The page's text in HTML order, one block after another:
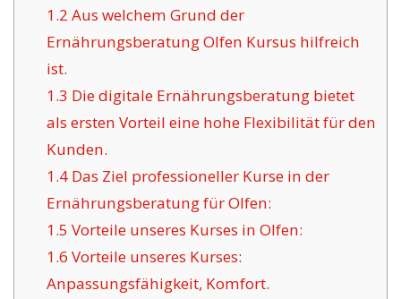
1.2 Aus welchem Grund der
Ernährungsberatung Olfen Kursus hilfreich
ist.
1.3 Die digitale Ernährungsberatung bietet
als ersten Vorteil eine hohe Flexibilität für den
Kunden.
1.4Das Ziel professioneller Kurse in der
Ernährungsberatung für Olfen:
1.5 Vorteile unseres Kurses in Olfen:
1.6 Vorteile unseres Kurses:
Anpassungsfähigkeit, Komfort.